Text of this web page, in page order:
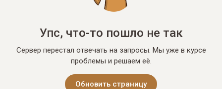
Упс, что-то пошло не так
Сервер перестал отвечать на запросы. Мы уже в курсе
проблемы и решаем её.
Обновить страницу